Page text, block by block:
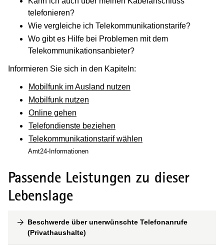
telefonieren?
Wie vergleiche ich Telekommunikationstarife?
Wo gibt es Hilfe bei Problemen mit dem
Telekommunikationsanbieter?
Informieren Sie sich in den Kapiteln:
Mobilfunk im Ausland nutzen
Mobilfunk nutzen
Online gehen
Telefondienste beziehen
Telekommunikationstarif wählen
Amt24-Informationen
Passende Leistungen zu dieser
Lebenslage
Beschwerde über unerwünschte Telefonanrufe
(Privathaushalte)